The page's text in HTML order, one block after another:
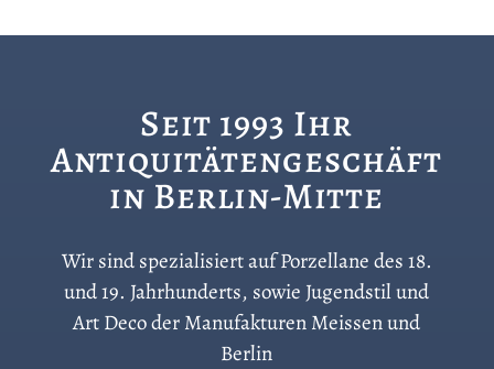
Seit 1993 Ihr
Antiquitätengeschäft
in Berlin-Mitte
Wir sind spezialisiert auf Porzellane des 18.
und 19. Jahrhunderts, sowie Jugendstil und
Art Deco der Manufakturen Meissen und
Berlin